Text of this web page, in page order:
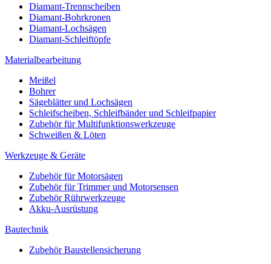
Diamant-Trennscheiben
Diamant-Bohrkronen
Diamant-Lochsägen
Diamant-Schleiftöpfe
Materialbearbeitung
Meißel
Bohrer
Sägeblätter und Lochsägen
Schleifscheiben, Schleifbänder und Schleifpapier
Zubehör für Multifunktionswerkzeuge
Schweißen & Löten
Werkzeuge & Geräte
Zubehör für Motorsägen
Zubehör für Trimmer und Motorsensen
Zubehör Rührwerkzeuge
Akku-Ausrüstung
Bautechnik
Zubehör Baustellensicherung